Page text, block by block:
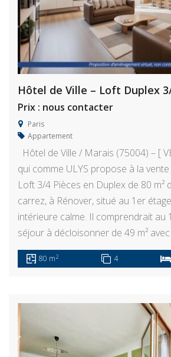
Prix : nous contacter
Paris
Appartement
Hôtel de Ville / Marais (75004) – [
qui comme ULYS propose à la
Loft 3/4 Pièces en Duplex de 80 m²
carrez, à Rénover, situé au 1er
intérieure calme. Il comprendrait au
séjour à décloisonner de 49 m²
80 m2 4